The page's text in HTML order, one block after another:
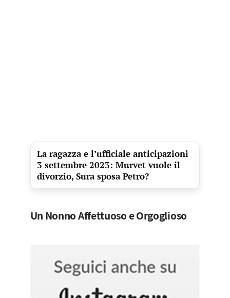
La ragazza e l’ufficiale anticipazioni
3 settembre 2023: Murvet vuole il
divorzio, Sura sposa Petro?
Un Nonno Affettuoso e Orgoglioso